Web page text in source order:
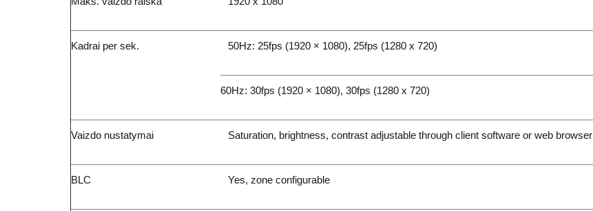
Kadrai per sek. 50Hz: 25fps (1920 × 1080), 25fps (1280 x 720)
60Hz: 30fps (1920 × 1080), 30fps (1280 x 720)
Vaizdo nustatymai Saturation, brightness, contrast adjustable through client software or web browser
BLC Yes, zone configurable